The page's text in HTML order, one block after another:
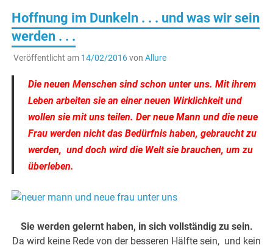
Hoffnung im Dunkeln . . . und was wir sein
werden . . .
Veröffentlicht am 14/02/2016von Allure
Die neuen Menschen sind schon unter uns. Mit ihrem
Leben arbeiten sie an einer neuen Wirklichkeit und
wollen sie mit uns teilen. Der neue Mann und die neue
Frau werden nicht das Bedürfnis haben, gebraucht zu
werden, und doch wird die Welt sie brauchen, um zu
überleben.
Sie werden gelernt haben, in sich vollständig zu sein.
Da wird keine Rede von der besseren Hälfte sein, und kein